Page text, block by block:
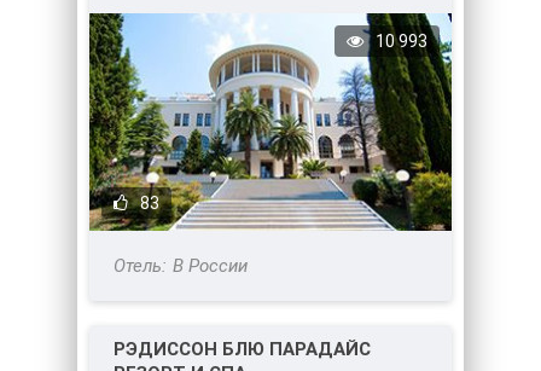
83
10 993
В России
РЭДИССОН БЛЮ ПАРАДАЙС